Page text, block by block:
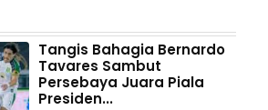
Tangis Bahagia Bernardo
Tavares Sambut
Persebaya Juara Piala
Presiden...